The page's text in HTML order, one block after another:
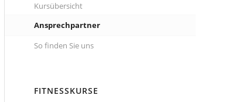
Kursübersicht
Ansprechpartner
So finden Sie uns
FITNESSKURSE